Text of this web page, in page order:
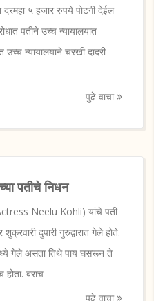
दरमहा ५ हजार रुपये पोटगी देईल
पतीने उच्च न्यायालयात
न्यायालयाने चरखी दादरी
पुढे वाचा
पतीचे निधन
Neelu Kohli) यांचे पती
दुपारी गुरुद्वारात गेले होते.
गेले असता तिथे पाय घसरून ते
बराच
पुढे वाचा